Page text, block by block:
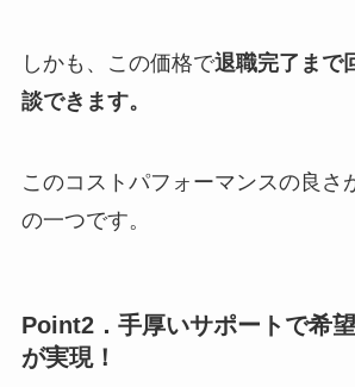
しかも、この価格で退職完了まで
談できます。
このコストパフォーマンスの良さ
の一つです。
Point2．手厚いサポートで希
が実現！